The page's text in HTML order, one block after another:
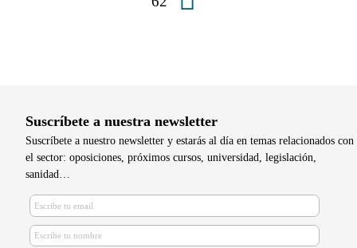
Suscríbete a nuestra newsletter
Suscríbete a nuestro newsletter y estarás al día en temas relacionados con
el sector: oposiciones, próximos cursos, universidad, legislación,
sanidad…